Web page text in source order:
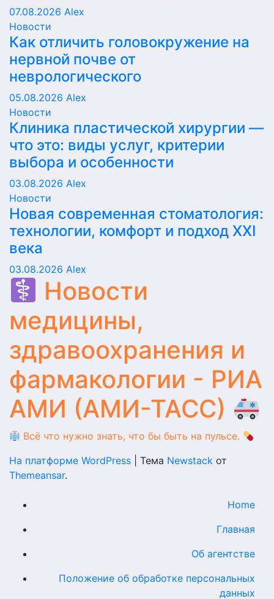
07.08.2026 Alex
Новости
Как отличить головокружение на
нервной почве от
неврологического
05.08.2026 Alex
Новости
Клиника пластической хирургии —
что это: виды услуг, критерии
выбора и особенности
03.08.2026 Alex
Новости
Новая современная стоматология:
технологии, комфорт и подход XXI
века
03.08.2026 Alex
Новости
медицины,
здравоохранения и
фармакологии - РИА
АМИ (АМИ-ТАСС)
Всё что нужно знать, что бы быть на пульсе.
На платформе WordPress
Тема Newstack от
Themeansar.
Home
Главная
Об агентстве
Положение об обработке персональных
данных